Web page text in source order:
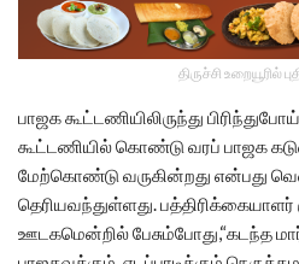
திருச்சி உறையூரில்
பாஜக கூட்டணியிலிருந்து
கூட்டணியில் கொண்டு வரப் பாஜக
மேற்கொண்டு வருகின்றது என்பது
தெரியவந்துள்ளது. பத்திரிக்கையாளர்
ஊடகமென்றில் பேசும்போது,“கடந்த